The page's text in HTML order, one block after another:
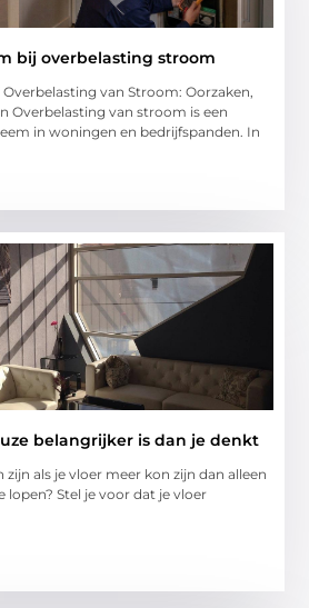
bij overbelasting stroom
van Stroom: Oorzaken,
Overbelasting van stroom is een
in woningen en bedrijfspanden. In
belangrijker is dan je denkt
als je vloer meer kon zijn dan alleen
lopen? Stel je voor dat je vloer